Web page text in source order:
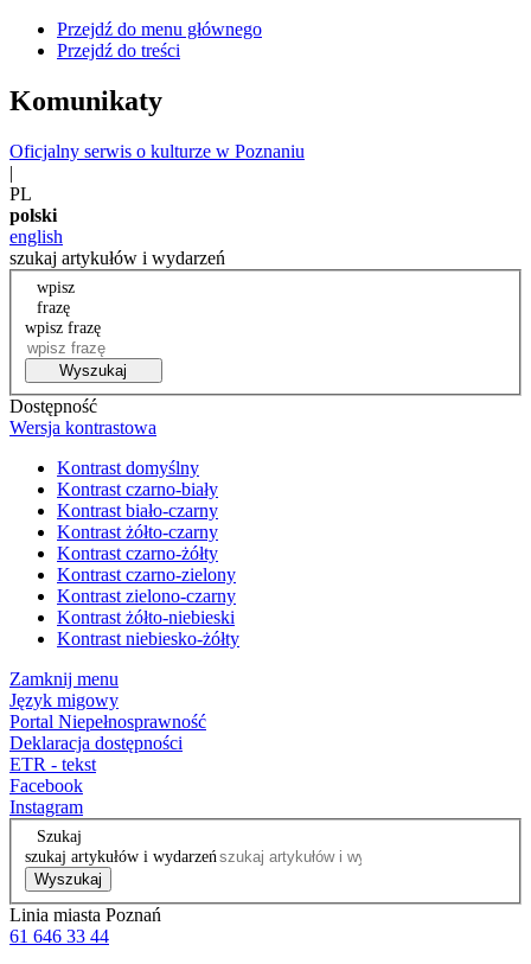
Przejdź do menu głównego
Przejdź do treści
Komunikaty
Oficjalny serwis o kulturze w Poznaniu
|
PL
polski
english
szukaj artykułów i wydarzeń
wpisz
frazę
wpisz frazę
Wyszukaj
Dostępność
Wersja kontrastowa
Kontrast domyślny
Kontrast czarno-biały
Kontrast biało-czarny
Kontrast żółto-czarny
Kontrast czarno-żółty
Kontrast czarno-zielony
Kontrast zielono-czarny
Kontrast żółto-niebieski
Kontrast niebiesko-żółty
Zamknij menu
Język migowy
Portal Niepełnosprawność
Deklaracja dostępności
ETR - tekst
Facebook
Instagram
Szukaj
szukaj artykułów i wydarzeń
Wyszukaj
Linia miasta Poznań
61 646 33 44